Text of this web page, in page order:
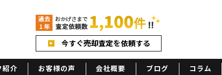
介 お客様の声 会社概要 ブログ コラム